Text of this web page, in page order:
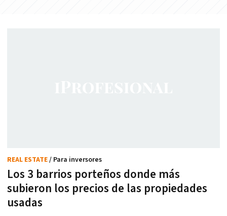
Los 3 barrios porteños donde más
subieron los precios de las propiedades
usadas
REAL ESTATE/ Para inversores